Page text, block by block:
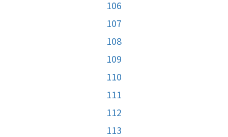
106
107
108
109
110
111
112
113